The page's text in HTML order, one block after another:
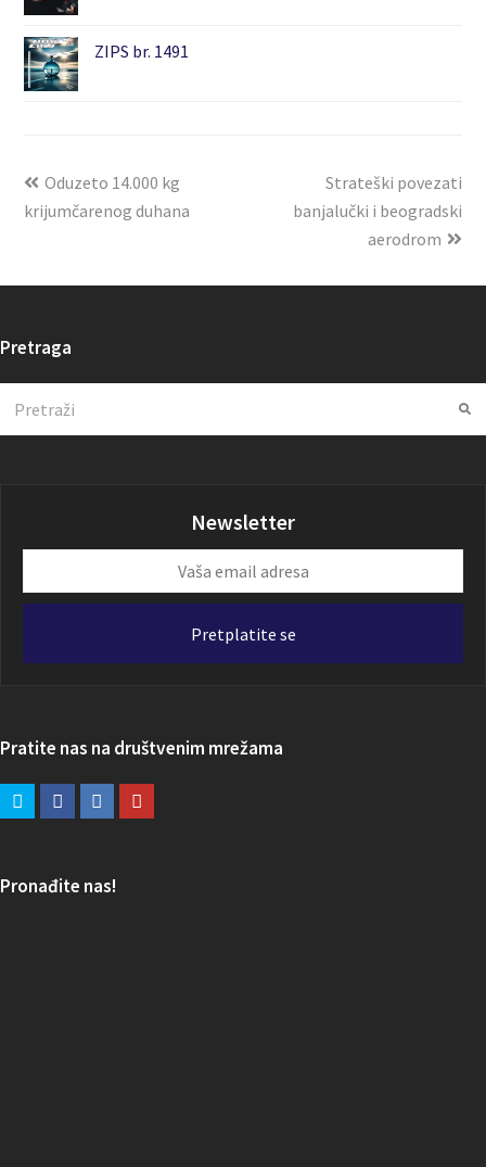
ZIPS br. 1491
Oduzeto 14.000 kg
krijumčarenog duhana
Strateški povezati
banjalučki i beogradski
aerodrom
Pretraga
Newsletter
email
Pretplatite se
Pratite nas na društvenim mrežama
Pronađite nas!